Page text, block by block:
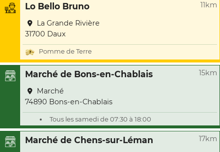
Lo Bello Bruno 11km
La Grande Rivière
31700 Daux
Pomme de Terre
Marché de Bons-en-Chablais 15km
Marché
74890 Bons-en-Chablais
Tous les samedi de 07:30 à 18:00
Marché de Chens-sur-Léman 17km